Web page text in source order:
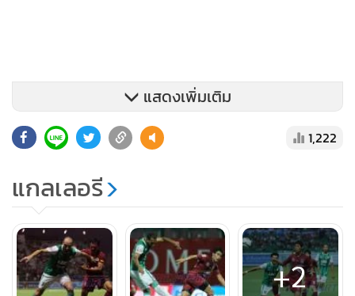
แสดงเพิ่มเติม
1,222
แกลเลอรี
+2